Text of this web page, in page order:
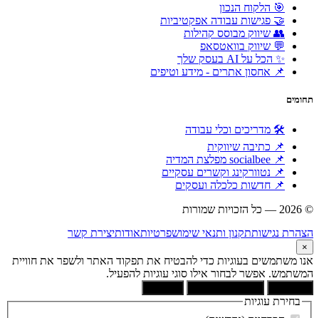
🎯 הלקוח הנכון
🤝 פגישות עבודה אפקטיביות
👥 שיווק מבוסס קהילות
💬 שיווק בוואטסאפ
✨ הכל על AI בעסק שלך
📌 אחסון אתרים - מידע וטיפים
תחומים
🛠 מדריכים וכלי עבודה
📌 כתיבה שיווקית
📌 socialbee מפלצת המדיה
📌 נטוורקינג וקשרים עסקיים
📌 חדשות כלכלה ועסקים
© 2026 — כל הזכויות שמורות
הצהרת נגישותתקנון ותנאי שימושפרטיותאודותיצירת קשר
×
אנו משתמשים בעוגיות כדי להבטיח את תפקוד האתר ולשפר את חוויית
המשתמש. אפשר לבחור אילו סוגי עוגיות להפעיל.
בחירת עוגיות